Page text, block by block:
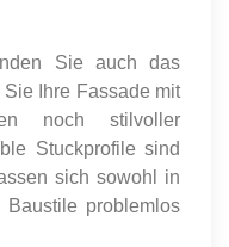
Sie auch das
Ihre Fassade mit
noch stilvoller
Stuckprofile sind
sich sowohl in
problemlos